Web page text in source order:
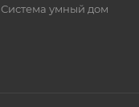
Система умный дом